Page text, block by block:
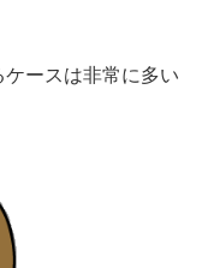
ースは非常に多い